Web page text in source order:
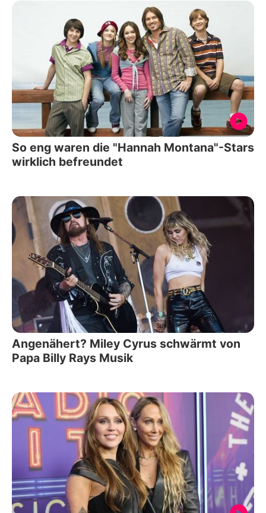
So eng waren die "Hannah Montana"-Stars
wirklich befreundet
Angenähert? Miley Cyrus schwärmt von
Papa Billy Rays Musik